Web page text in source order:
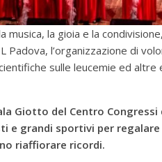
musica, la gioia e la
Padova, l’organizzazione di
sulle leucemie ed
Giotto del Centro
e grandi sportivi per
riaffiorare ricordi.